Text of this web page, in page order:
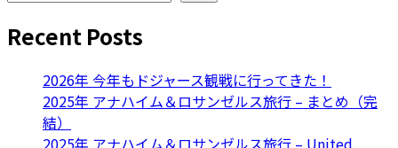
Recent Posts
2026年 今年もドジャース観戦に行ってきた！
2025年 アナハイム＆ロサンゼルス旅行 – まとめ（完
結）
2025年 アナハイム＆ロサンゼルス旅行 – United